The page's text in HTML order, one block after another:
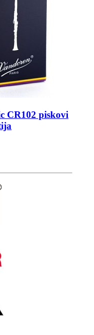
CR102 piskovi